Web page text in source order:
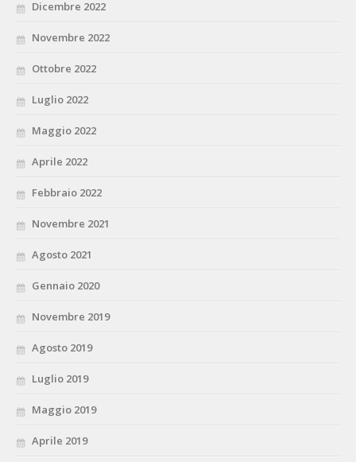
Dicembre 2022
Novembre 2022
Ottobre 2022
Luglio 2022
Maggio 2022
Aprile 2022
Febbraio 2022
Novembre 2021
Agosto 2021
Gennaio 2020
Novembre 2019
Agosto 2019
Luglio 2019
Maggio 2019
Aprile 2019